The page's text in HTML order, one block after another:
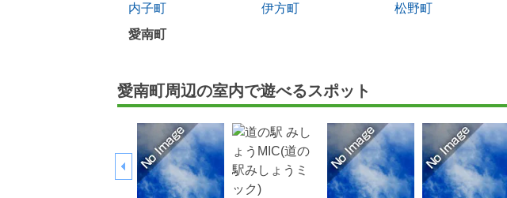
内子町
伊方町 松野町
愛南町
愛南町周辺の室内で遊べるスポット